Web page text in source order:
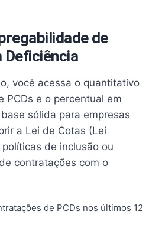
de
Deficiência
você acessa o quantitativo
PCDs e o percentual em
sólida para empresas
a Lei de Cotas (Lei
de inclusão ou
contratações com o
de PCDs nos últimos 12